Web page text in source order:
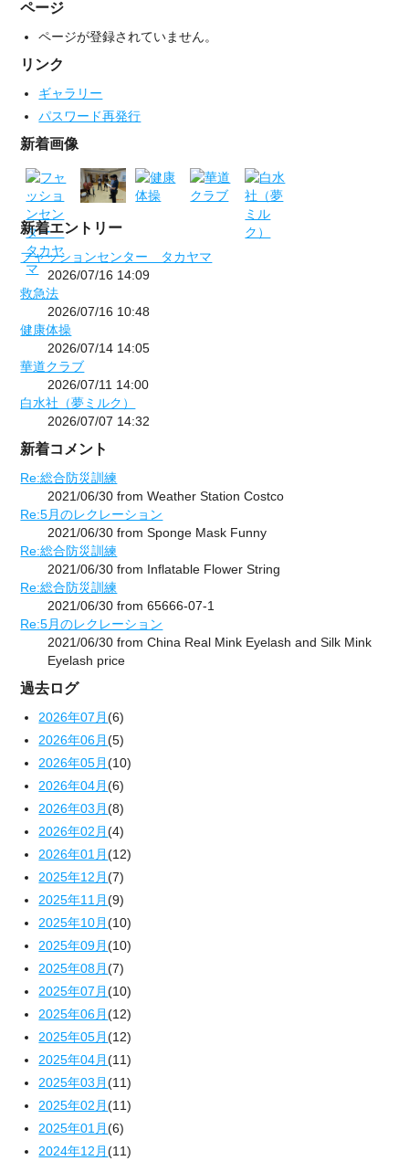
ページ
ページが登録されていません。
リンク
ギャラリー
パスワード再発行
新着画像
新着エントリー
フャッションセンター タカヤマ
2026/07/16 14:09
救急法
2026/07/16 10:48
健康体操
2026/07/14 14:05
華道クラブ
2026/07/11 14:00
白水社（夢ミルク）
2026/07/07 14:32
新着コメント
Re:総合防災訓練
2021/06/30 from Weather Station Costco
Re:5月のレクレーション
2021/06/30 from Sponge Mask Funny
Re:総合防災訓練
2021/06/30 from Inflatable Flower String
Re:総合防災訓練
2021/06/30 from 65666-07-1
Re:5月のレクレーション
2021/06/30 from China Real Mink Eyelash and Silk Mink
Eyelash price
過去ログ
2026年07月(6)
2026年06月(5)
2026年05月(10)
2026年04月(6)
2026年03月(8)
2026年02月(4)
2026年01月(12)
2025年12月(7)
2025年11月(9)
2025年10月(10)
2025年09月(10)
2025年08月(7)
2025年07月(10)
2025年06月(12)
2025年05月(12)
2025年04月(11)
2025年03月(11)
2025年02月(11)
2025年01月(6)
2024年12月(11)